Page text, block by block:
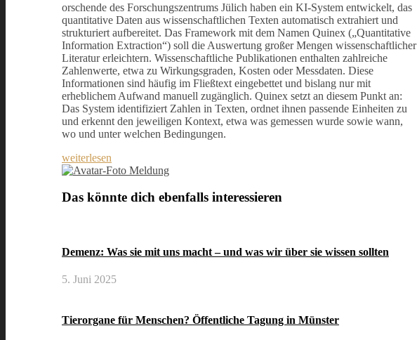
orschende des Forschungszentrums Jülich haben ein KI-System entwickelt, das
quantitative Daten aus wissenschaftlichen Texten automatisch extrahiert und
strukturiert aufbereitet. Das Framework mit dem Namen Quinex („Quantitative
Information Extraction“) soll die Auswertung großer Mengen wissenschaftlicher
Literatur erleichtern. Wissenschaftliche Publikationen enthalten zahlreiche
Zahlenwerte, etwa zu Wirkungsgraden, Kosten oder Messdaten. Diese
Informationen sind häufig im Fließtext eingebettet und bislang nur mit
erheblichem Aufwand manuell zugänglich. Quinex setzt an diesem Punkt an:
Das System identifiziert Zahlen in Texten, ordnet ihnen passende Einheiten zu
und erkennt den jeweiligen Kontext, etwa was gemessen wurde sowie wann,
wo und unter welchen Bedingungen.
weiterlesen
Meldung
Das könnte dich ebenfalls interessieren
Demenz: Was sie mit uns macht – und was wir über sie wissen sollten
5. Juni 2025
Tierorgane für Menschen? Öffentliche Tagung in Münster